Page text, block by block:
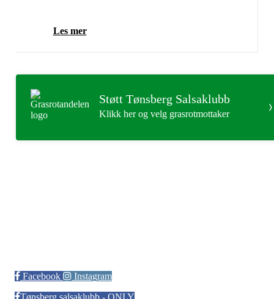
Les mer
Støtt Tønsberg Salsaklubb
Klikk her og velg grasrotmottaker
Facebook
Instagram
Tønsberg salsaklubb - ONLY